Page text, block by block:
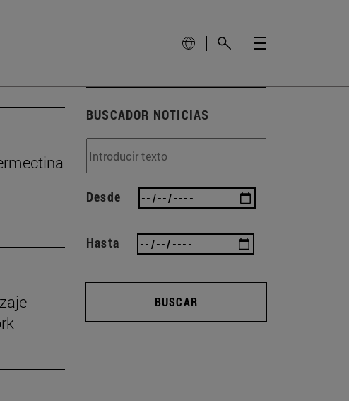
BUSCADOR NOTICIAS
Desde
Hasta
BUSCAR